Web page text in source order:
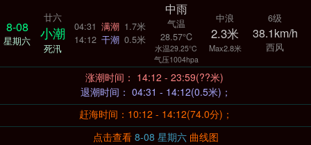
8-08
星期六
廿六
小潮
死汛
04:31 满潮 1.7米
14:12 干潮 0.5米
中雨
气温
28.57°C
水温29.25°C
气压1004hpa
中浪
2.3米
Max2.8米
6级
38.1km/h
西风
涨潮时间： 14:12 - 23:59(??米)
退潮时间： 04:31 - 14:12(0.5米)；
赶海时间：10:12 - 14:12(74.0分)；
点击查看
8-08 星期六 曲线图